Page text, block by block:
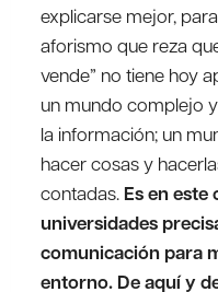
explicarse mejor,
aforismo que reza
vende” no tiene hoy
un mundo complejo
la información; un
hacer cosas y
contadas. Es en
universidades
comunicación para
entorno. De aquí y